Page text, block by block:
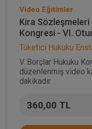
Video Eğitimler
Kira Sözleşmeleri
Kongresi - VI.
Tüketici Hukuku
V. Borçlar Hukuku
düzenlenmiş video
dakikadır.
360,00 TL